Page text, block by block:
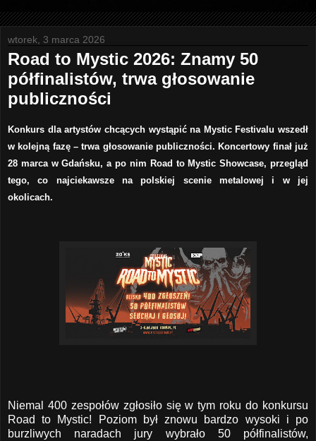
wtorek, 3 marca 2026
Road to Mystic 2026: Znamy 50
półfinalistów, trwa głosowanie
publiczności
Konkurs dla artystów chcących wystąpić na Mystic Festivalu wszedł
w kolejną fazę – trwa głosowanie publiczności. Koncertowy finał już
28 marca w Gdańsku, a po nim Road to Mystic Showcase, przegląd
tego, co najciekawsze na polskiej scenie metalowej i w jej
okolicach.
Niemal 400 zespołów zgłosiło się w tym roku do konkursu
Road to Mystic! Poziom był znowu bardzo wysoki i po
burzliwych naradach jury wybrało 50 półfinalistów,